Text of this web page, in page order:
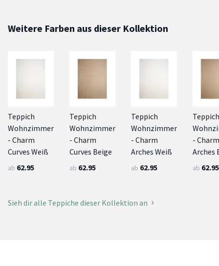
Weitere Farben aus dieser Kollektion
Teppich
Wohnzimmer
- Charm
Curves Weiß
ab 62.95
Teppich
Wohnzimmer
- Charm
Curves Beige
ab 62.95
Teppich
Wohnzimmer
- Charm
Arches Weiß
ab 62.95
Teppich
- Charm
Arches
ab 62.95
Sieh dir alle Teppiche dieser Kollektion an